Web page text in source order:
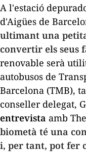
A l'estació
d'Aigües de
ultimant una
convertir els seus
renovable serà
autobusos de
Barcelona (TMB),
conseller delegat,
entrevista amb
biometà té una
i, per tant, pot fer